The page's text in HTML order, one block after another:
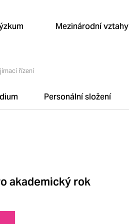
Mezinárodní vztahy
řízení
Personální složení
akademický rok